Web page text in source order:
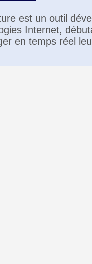
est un outil
Internet,
en temps réel